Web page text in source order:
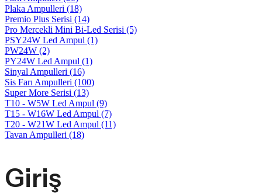
Plaka Ampulleri (18)
Premio Plus Serisi (14)
Pro Mercekli Mini Bi-Led Serisi (5)
PSY24W Led Ampul (1)
PW24W (2)
PY24W Led Ampul (1)
Sinyal Ampulleri (16)
Sis Farı Ampulleri (100)
Super More Serisi (13)
T10 - W5W Led Ampul (9)
T15 - W16W Led Ampul (7)
T20 - W21W Led Ampul (11)
Tavan Ampulleri (18)
Giriş